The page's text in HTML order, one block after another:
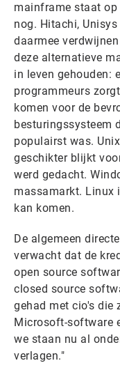
mainframe staat op
nog. Hitachi,
daarmee
deze alternatieve
in leven gehouden:
programmeurs
komen voor de
besturingssysteem
populairst was.
geschikter blijkt
werd gedacht.
massamarkt. Linux
kan komen.
De algemeen
verwacht dat de
open source
closed source
gehad met cio's die
Microsoft-software
we staan nu al
verlagen."